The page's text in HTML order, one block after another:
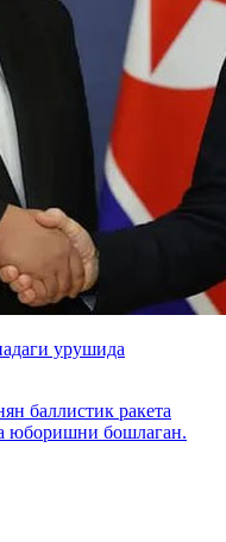
урушида
баллистик ракета
юборишни бошлаган.